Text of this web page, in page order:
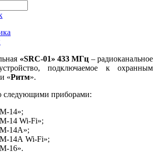
«SRC-01» 433 МГц – радиоканальное
подключаемое к охранным
«Ритм».
следующими приборами:
14»;
14 Wi-Fi»;
14А»;
14А Wi-Fi»;
16».